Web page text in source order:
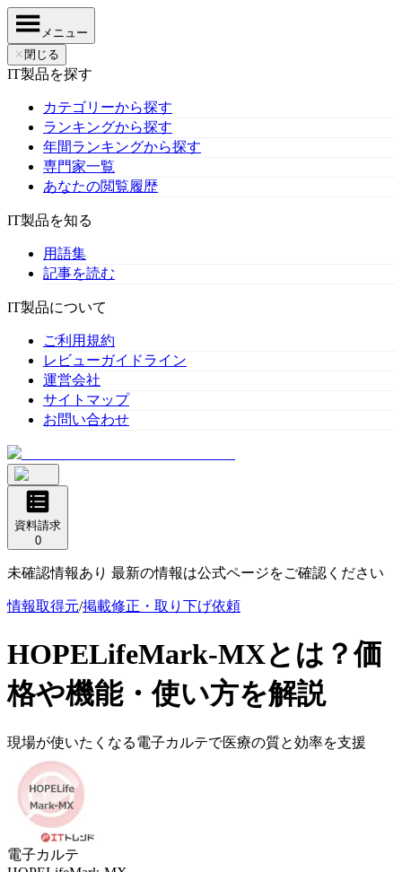
メニュー
✕ 閉じる
IT製品を探す
カテゴリーから探す
ランキングから探す
年間ランキングから探す
専門家一覧
あなたの閲覧履歴
IT製品を知る
用語集
記事を読む
IT製品について
ご利用規約
レビューガイドライン
運営会社
サイトマップ
お問い合わせ
資料請求
0
未確認情報あり 最新の情報は公式ページをご確認ください
情報取得元/掲載修正・取り下げ依頼
HOPELifeMark-MXとは？価
格や機能・使い方を解説
現場が使いたくなる電子カルテで医療の質と効率を支援
電子カルテ